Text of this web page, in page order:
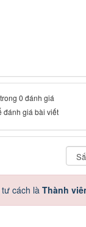
0 đánh giá
đánh giá bài viết
cách làThành